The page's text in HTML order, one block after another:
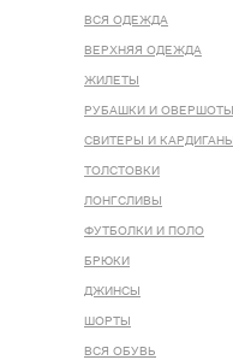
ВСЯ ОДЕЖДА
ВЕРХНЯЯ ОДЕЖДА
ЖИЛЕТЫ
РУБАШКИ И ОВЕРШОТЫ
СВИТЕРЫ И КАРДИГАНЫ
ТОЛСТОВКИ
ЛОНГСЛИВЫ
ФУТБОЛКИ И ПОЛО
БРЮКИ
ДЖИНСЫ
ШОРТЫ
ВСЯ ОБУВЬ